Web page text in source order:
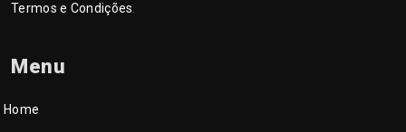
Termos e Condições
Menu
Home